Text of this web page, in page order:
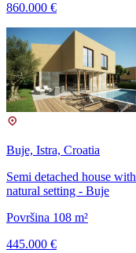
860.000 €
Buje, Istra, Croatia
Semi detached house
natural setting - Buje
Površina 108 m²
445.000 €